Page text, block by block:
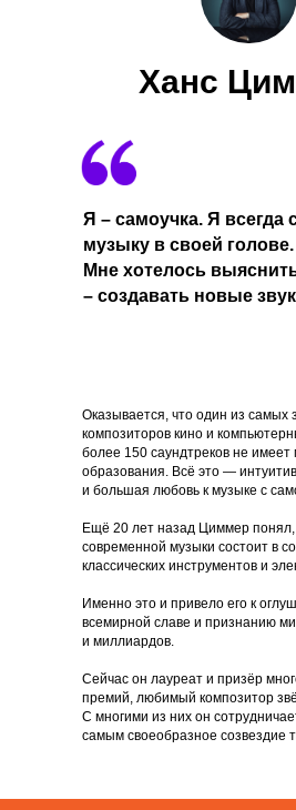
Ханс
Я – самоучка. Я всегда
музыку в своей голове.
Мне хотелось
– создавать новые
Оказывается, что один из самых
композиторов кино и
более 150 саундтреков не имеет
образования. Всё это —
и большая любовь к музыке с
Ещё 20 лет назад Циммер
современной музыки состоит в
классических инструментов и
Именно это и привело его к
всемирной славе и признанию
и миллиардов.
Сейчас он лауреат и призёр
премий, любимый композитор
С многими из них он
самым своеобразное созвездие